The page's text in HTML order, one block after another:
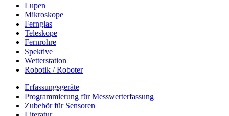
Lupen
Mikroskope
Fernglas
Teleskope
Fernrohre
Spektive
Wetterstation
Robotik / Roboter
Erfassungsgeräte
Programmierung für Messwerterfassung
Zubehör für Sensoren